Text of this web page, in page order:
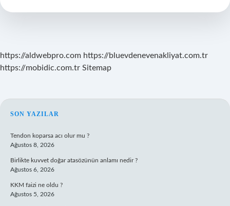
Mı
https://aldwebpro.com https://bluevdenevenakliyat.com.tr
https://mobidic.com.tr Sitemap
SIDEBAR
SON YAZILAR
Tendon koparsa acı olur mu ?
Ağustos 8, 2026
Birlikte kuvvet doğar atasözünün anlamı nedir ?
Ağustos 6, 2026
KKM faizi ne oldu ?
Ağustos 5, 2026